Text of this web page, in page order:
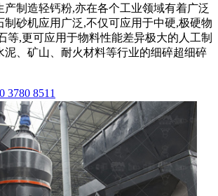
产制造轻钙粉,亦在各个工业领域有着广泛
制砂机应用广泛,不仅可应用于中硬,极硬物
等,更可应用于物料性能差异极大的人工制
泥、矿山、耐火材料等行业的细碎超细碎
3780 8511